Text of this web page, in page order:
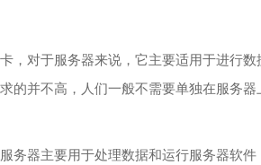
，对于服务器来说，它主要适用于进行
的并不高，人们一般不需要单独在服务
务器主要用于处理数据和运行服务器软件